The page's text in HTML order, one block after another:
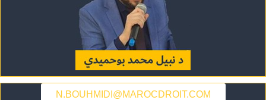
N.BOUHMIDI@MAROCDROIT.COM